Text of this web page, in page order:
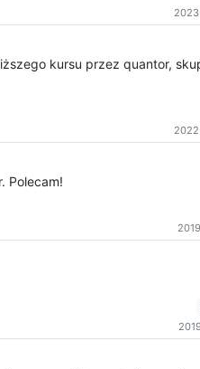
kursu przez quantor,
Polecam!